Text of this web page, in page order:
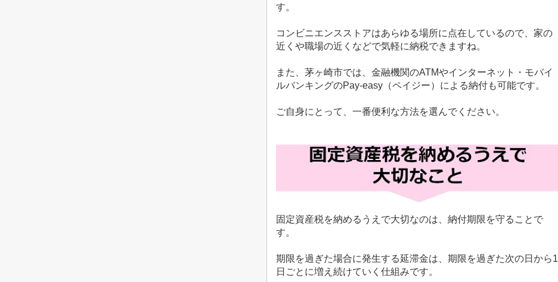
す。
コンビニエンスストアはあらゆる場所に点在しているので、家の
近くや職場の近くなどで気軽に納税できますね。
また、茅ヶ崎市では、金融機関のATMやインターネット・モバイ
ルバンキングのPay-easy （ペイジー）による納付も可能です。
ご自身にとって、一番便利な方法を選んでください。
固定資産税を納めるうえで大切なのは、納付期限を守ることで
す。
期限を過ぎた場合に発生する延滞金は、期限を過ぎた次の日から1
日ごとに増え続けていく仕組みです。